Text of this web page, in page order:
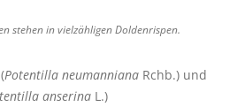
stehen in vielzähligen Doldenrispen.
(Potentilla neumannianaRchb.) und
anserinaL.)